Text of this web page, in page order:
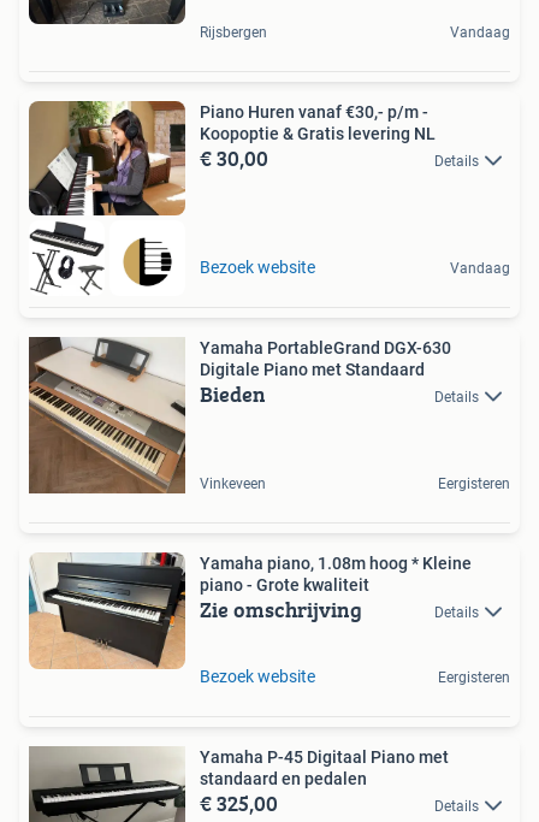
Rijsbergen Vandaag
Piano Huren vanaf €30,- p/m -
Koopoptie & Gratis levering NL
€ 30,00 Details
Bezoek website Vandaag
Yamaha PortableGrand DGX-630
Digitale Piano met Standaard
Bieden Details
Vinkeveen Eergisteren
Yamaha piano, 1.08m hoog * Kleine
piano - Grote kwaliteit
Zie omschrijving Details
Bezoek website Eergisteren
Yamaha P-45 Digitaal Piano met
standaard en pedalen
€ 325,00 Details